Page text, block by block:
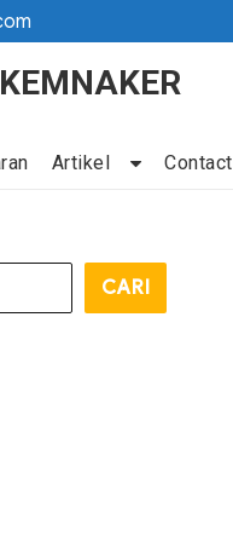
Artikel Contact
CARI